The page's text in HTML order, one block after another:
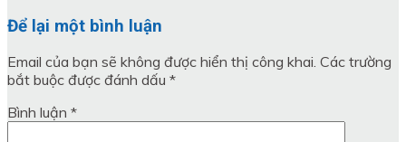
Để lại một bình luận
Email của bạn sẽ không được hiển thị công khai. Các trường
bắt buộc được đánh dấu *
Bình luận *